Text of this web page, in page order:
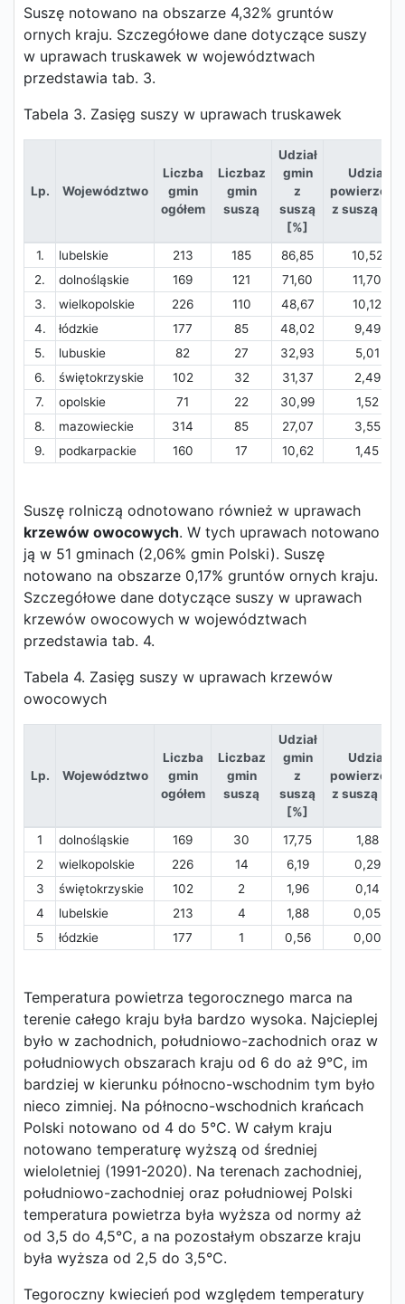
Suszę notowano na obszarze 4,32% gruntów
ornych kraju. Szczegółowe dane dotyczące suszy
w uprawach truskawek w województwach
przedstawia tab. 3.
Tabela 3. Zasięg suszy w uprawach truskawek
Lp. Województwo
Liczba
gmin
ogółem
Liczbaz
gmin
suszą
Udział
gmin
z
suszą
[%]
Udział
powierzchni
z suszą [%]
1. lubelskie 213 185 86,85
10,52
2.
dolnośląskie 169 121 71,60
11,70
3.
wielkopolskie 226 110 48,67
10,12
4.
łódzkie 177 85 48,02
9,49
5.
lubuskie 82 27 32,93
5,01
6.
świętokrzyskie 102 32 31,37
2,49
7.
opolskie 71 22 30,99
1,52
8.
mazowieckie 314 85 27,07
3,55
9.
podkarpackie 160 17 10,62 1,45
Suszę rolniczą odnotowano również w uprawach
krzewów owocowych. W tych uprawach notowano
ją w 51 gminach (2,06% gmin Polski). Suszę
notowano na obszarze 0,17% gruntów ornych kraju.
Szczegółowe dane dotyczące suszy w uprawach
krzewów owocowych w województwach
przedstawia tab. 4.
Tabela 4. Zasięg suszy w uprawach krzewów
owocowych
Lp. Województwo
Liczba
gmin
ogółem
Liczbaz
gmin
suszą
Udział
gmin
z
suszą
[%]
Udział
powierzchni
z suszą [%]
1 dolnośląskie 169 30 17,75
1,88
2
wielkopolskie 226 14 6,19
0,29
3
świętokrzyskie 102 2 1,96
0,14
4
lubelskie 213 4 1,88
0,05
5
łódzkie 177 1 0,56 0,00
Temperatura powietrza tegorocznego marca na
terenie całego kraju była bardzo wysoka. Najcieplej
było w zachodnich, południowo-zachodnich oraz w
południowych obszarach kraju od 6 do aż 9°C, im
bardziej w kierunku północno-wschodnim tym było
nieco zimniej. Na północno-wschodnich krańcach
Polski notowano od 4 do 5°C. W całym kraju
notowano temperaturę wyższą od średniej
wieloletniej (1991-2020). Na terenach zachodniej,
południowo-zachodniej oraz południowej Polski
temperatura powietrza była wyższa od normy aż
od 3,5 do 4,5°C, a na pozostałym obszarze kraju
była wyższa od 2,5 do 3,5°C.
Tegoroczny kwiecień pod względem temperatury